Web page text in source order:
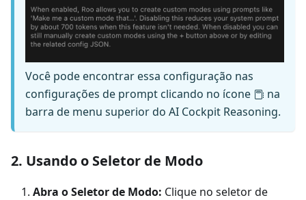
Você pode encontrar essa configuração nas
configurações de prompt clicando no ícone
na
barra de menu superior do AI Cockpit Reasoning.
2. Usando o Seletor de Modo
Abra o Seletor de Modo: Clique no seletor de